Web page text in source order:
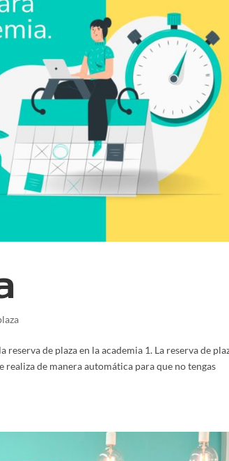
de plaza en la academia 1. La reserva de
realiza de manera automática para que no tengas